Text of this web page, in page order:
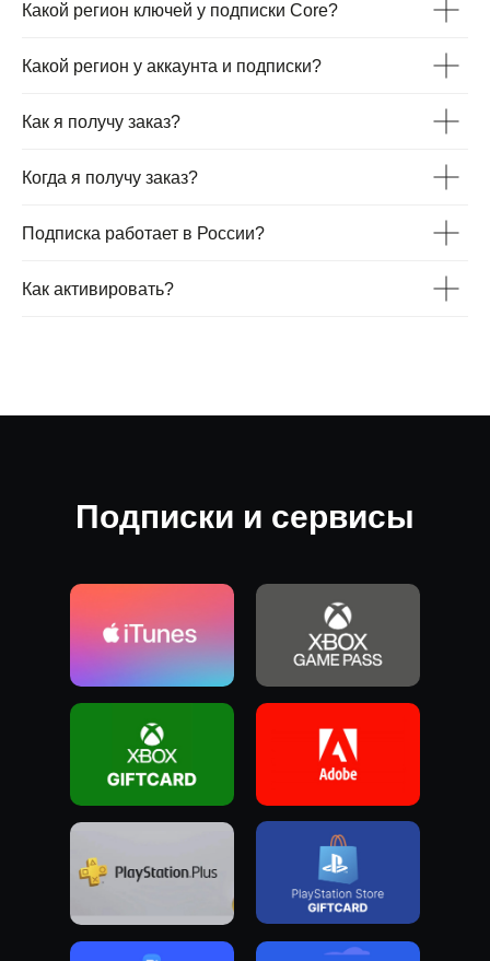
Какой регион ключей у подписки Core?
Какой регион у аккаунта и подписки?
Как я получу заказ?
Когда я получу заказ?
Подписка работает в России?
Как активировать?
Подписки и сервисы